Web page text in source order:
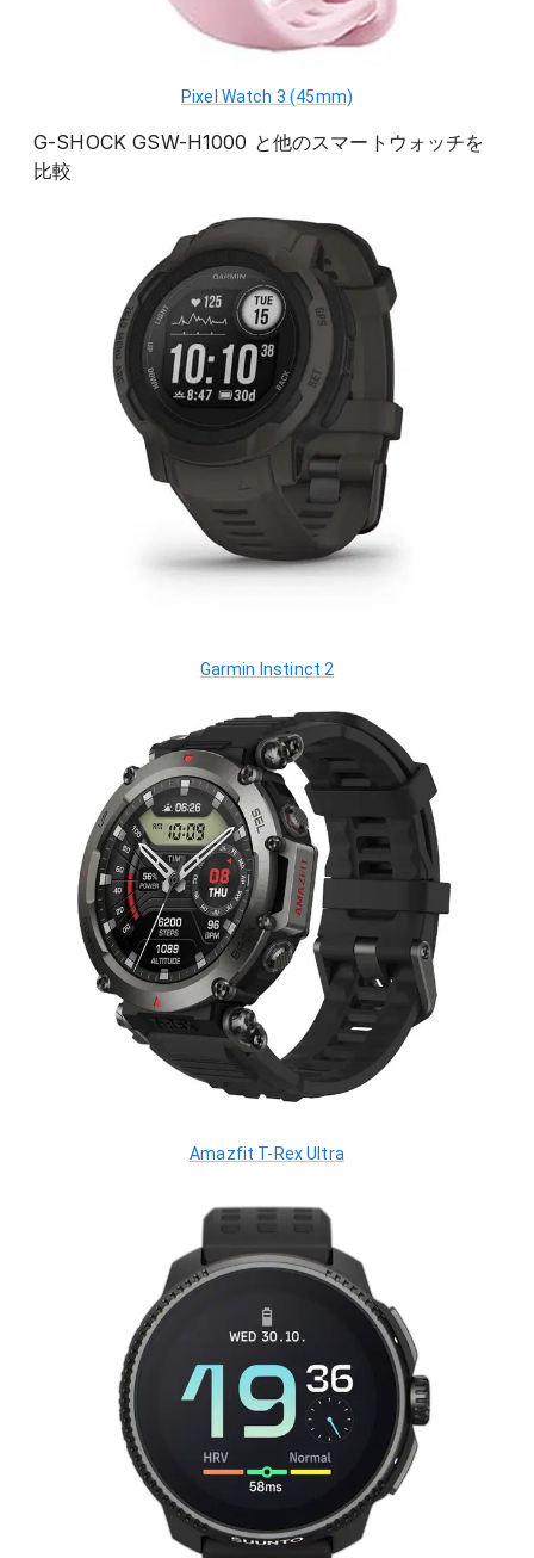
Pixel Watch 3 (45mm)
G-SHOCK GSW-H1000 と他のスマートウォッチを
比較
Garmin Instinct 2
Amazfit T-Rex Ultra